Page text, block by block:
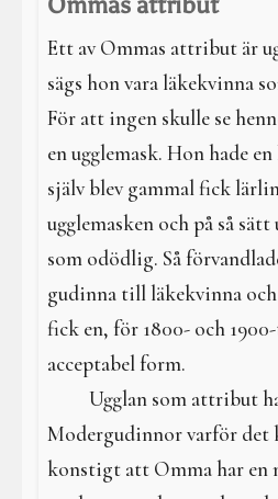
Ett av Ommas attribut är
sägs hon vara läkekvinna
För att ingen skulle se
en ugglemask. Hon hade
själv blev gammal fick
ugglemasken och på så
som odödlig. Så
gudinna till läkekvinna
fick en, för 1800- och
acceptabel form.
Ugglan som attribut
Modergudinnor varför det
konstigt att Omma har en